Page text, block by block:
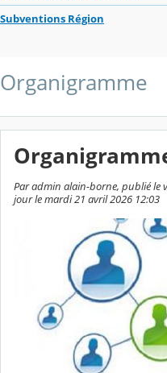
Subventions Région
Organigramme
Par admin alain-borne, publié le
jour le mardi 21 avril 2026 12:03